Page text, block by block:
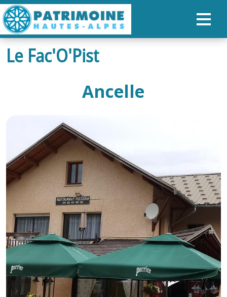
ACCUEIL
RANDONNÉES
ORGANISER SON SÉJOUR
RECHERCHER
FR
GB
IT
Le Fac'O'Pist
Ancelle